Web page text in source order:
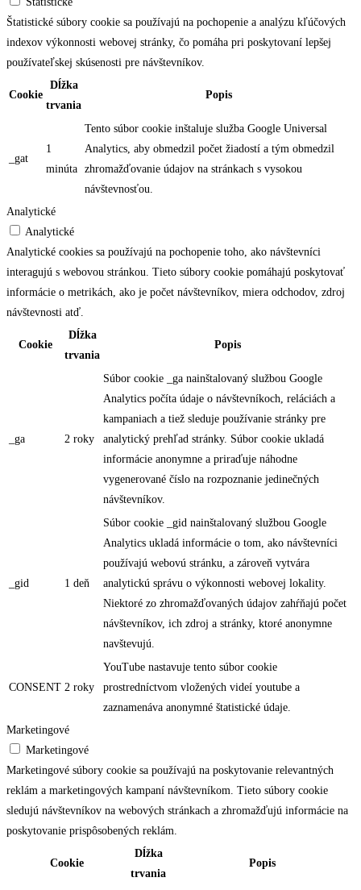
Štatistické súbory cookie sa používajú na pochopenie a analýzu kľúčových
indexov výkonnosti webovej stránky, čo pomáha pri poskytovaní lepšej
používateľskej skúsenosti pre návštevníkov.
Cookie
Dĺžka
trvania
Popis
_gat
1
minúta
Tento súbor cookie inštaluje služba Google Universal
Analytics, aby obmedzil počet žiadostí a tým obmedzil
zhromažďovanie údajov na stránkach s vysokou
návštevnosťou.
Analytické
Analytické
Analytické cookies sa používajú na pochopenie toho, ako návštevníci
interagujú s webovou stránkou. Tieto súbory cookie pomáhajú poskytovať
informácie o metrikách, ako je počet návštevníkov, miera odchodov, zdroj
návštevnosti atď.
Cookie
Dĺžka
trvania
Popis
_ga 2 roky
Súbor cookie _ga nainštalovaný službou Google
Analytics počíta údaje o návštevníkoch, reláciách a
kampaniach a tiež sleduje používanie stránky pre
analytický prehľad stránky. Súbor cookie ukladá
informácie anonymne a priraďuje náhodne
vygenerované číslo na rozpoznanie jedinečných
návštevníkov.
_gid 1 deň
Súbor cookie _gid nainštalovaný službou Google
Analytics ukladá informácie o tom, ako návštevníci
používajú webovú stránku, a zároveň vytvára
analytickú správu o výkonnosti webovej lokality.
Niektoré zo zhromažďovaných údajov zahŕňajú počet
návštevníkov, ich zdroj a stránky, ktoré anonymne
navštevujú.
CONSENT 2 roky
YouTube nastavuje tento súbor cookie
prostredníctvom vložených videí youtube a
zaznamenáva anonymné štatistické údaje.
Marketingové
Marketingové
Marketingové súbory cookie sa používajú na poskytovanie relevantných
reklám a marketingových kampaní návštevníkom. Tieto súbory cookie
sledujú návštevníkov na webových stránkach a zhromažďujú informácie na
poskytovanie prispôsobených reklám.
Cookie
Dĺžka
trvania
Popis